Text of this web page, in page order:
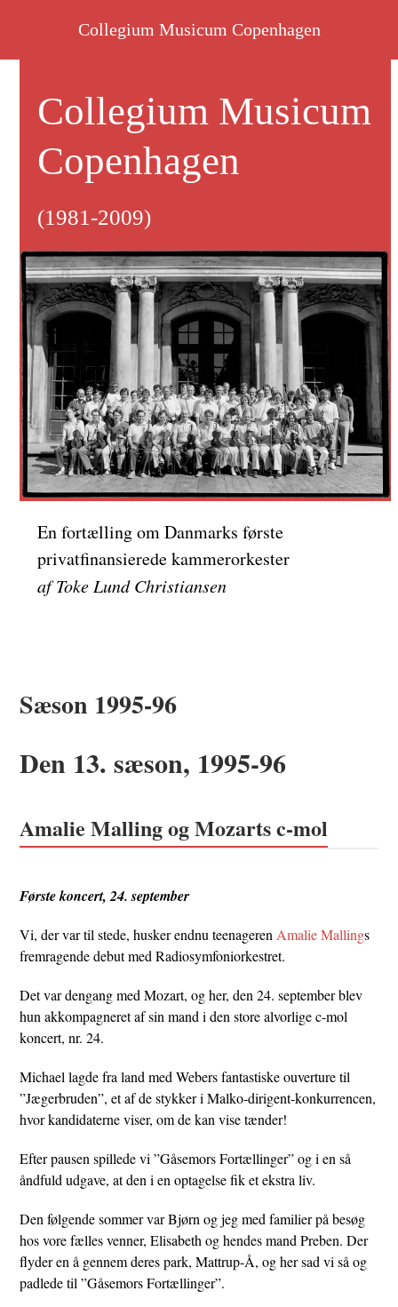
Collegium Musicum Copenhagen
Collegium Musicum
Copenhagen
(1981-2009)
En fortælling om Danmarks første
privatfinansierede kammerorkester
af Toke Lund Christiansen
Sæson 1995-96
Den 13. sæson, 1995-96
Amalie Malling og Mozarts c-mol
Første koncert, 24. september
Vi, der var til stede, husker endnu teenageren Amalie Mallings
fremragende debut med Radiosymfoniorkestret.
Det var dengang med Mozart, og her, den 24. september blev
hun akkompagneret af sin mand i den store alvorlige c-mol
koncert, nr. 24.
Michael lagde fra land med Webers fantastiske ouverture til
”Jægerbruden”, et af de stykker i Malko-dirigent-konkurrencen,
hvor kandidaterne viser, om de kan vise tænder!
Efter pausen spillede vi ”Gåsemors Fortællinger” og i en så
åndfuld udgave, at den i en optagelse fik et ekstra liv.
Den følgende sommer var Bjørn og jeg med familier på besøg
hos vore fælles venner, Elisabeth og hendes mand Preben. Der
flyder en å gennem deres park, Mattrup-Å, og her sad vi så og
padlede til ”Gåsemors Fortællinger”.